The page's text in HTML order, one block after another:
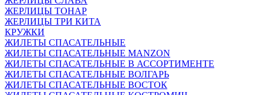
ЖЕРЛИЦЫ ТОНАР
ЖЕРЛИЦЫ ТРИ КИТА
КРУЖКИ
ЖИЛЕТЫ СПАСАТЕЛЬНЫЕ
ЖИЛЕТЫ СПАСАТЕЛЬНЫЕ MANZON
ЖИЛЕТЫ СПАСАТЕЛЬНЫЕ В АССОРТИМЕНТЕ
ЖИЛЕТЫ СПАСАТЕЛЬНЫЕ ВОЛГАРЬ
ЖИЛЕТЫ СПАСАТЕЛЬНЫЕ ВОСТОК